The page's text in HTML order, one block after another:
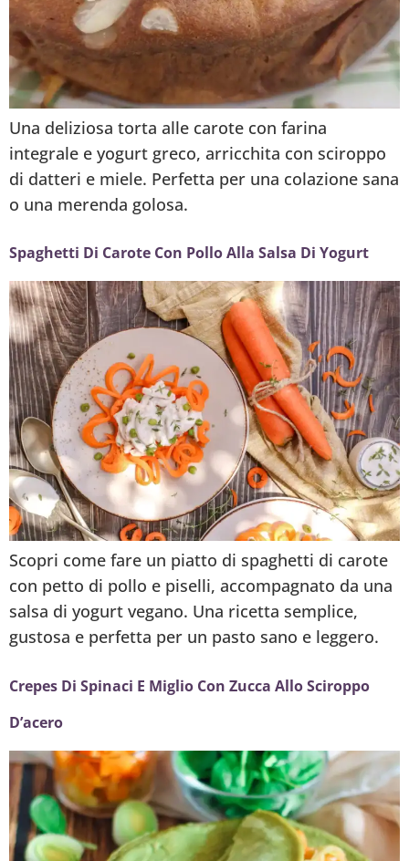
Una deliziosa torta alle carote con farina
integrale e yogurt greco, arricchita con sciroppo
di datteri e miele. Perfetta per una colazione sana
o una merenda golosa.
Spaghetti Di Carote Con Pollo Alla Salsa Di Yogurt
Scopri come fare un piatto di spaghetti di carote
con petto di pollo e piselli, accompagnato da una
salsa di yogurt vegano. Una ricetta semplice,
gustosa e perfetta per un pasto sano e leggero.
Crepes Di Spinaci E Miglio Con Zucca Allo Sciroppo
D’acero